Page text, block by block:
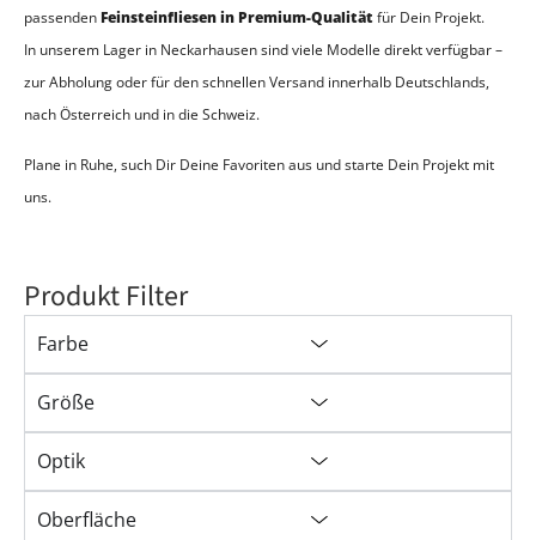
passenden Feinsteinfliesen in Premium-Qualitätfür Dein Projekt.
In unserem Lager in Neckarhausen sind viele Modelle direkt verfügbar –
zur Abholung oder für den schnellen Versand innerhalb Deutschlands,
nach Österreich und in die Schweiz.
Plane in Ruhe, such Dir Deine Favoriten aus und starte Dein Projekt mit
uns.
Produkt Filter
Farbe
Größe
Optik
Oberfläche